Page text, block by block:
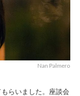
Nan Palmero
らいました。座談会